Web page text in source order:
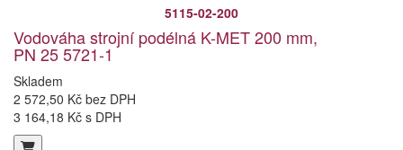
5115-02-200
Vodováha strojní podélná K-MET 200 mm,
PN 25 5721-1
Skladem
2 572,50 Kč bez DPH
3 164,18 Kč s DPH